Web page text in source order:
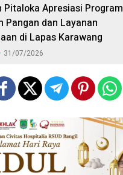
Pitaloka Apresiasi Program
Pangan dan Layanan
di Lapas Karawang
31/07/2026